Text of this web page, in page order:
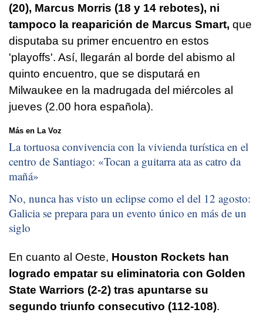
(20), Marcus Morris (18 y 14 rebotes), ni
tampoco la reaparición de Marcus Smart, que
disputaba su primer encuentro en estos
'playoffs'. Así, llegarán al borde del abismo al
quinto encuentro, que se disputará en
Milwaukee en la madrugada del miércoles al
jueves (2.00 hora española).
Más en La Voz
La tortuosa convivencia con la vivienda turística en el
centro de Santiago: «Tocan a guitarra ata as catro da
mañá»
No, nunca has visto un eclipse como el del 12 agosto:
Galicia se prepara para un evento único en más de un
siglo
En cuanto al Oeste, Houston Rockets han
logrado empatar su eliminatoria con Golden
State Warriors (2-2) tras apuntarse su
segundo triunfo consecutivo (112-108).